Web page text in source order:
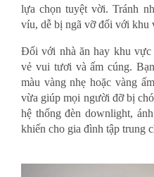
lựa chọn tuyệt vời. Tránh
víu, dễ bị ngã vỡ đối với khu
Đối với nhà ăn hay khu vực
vẻ vui tươi và ấm cúng.
màu vàng nhẹ hoặc vàng
vừa giúp mọi người đỡ bị
hệ thống đèn downlight,
khiến cho gia đình tập trung